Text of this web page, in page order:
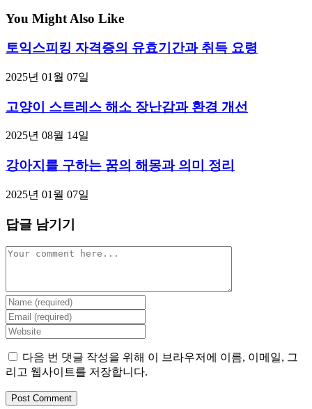
You Might Also Like
토익스피킹 자격증의 유효기간과 취득 요령
2025년 01월 07일
고양이 스트레스 해소 장난감과 환경 개선
2025년 08월 14일
강아지를 구하는 꿈의 해몽과 의미 정리
2025년 01월 07일
답글 남기기
Comment
Enter
your
name
or
username
to
comment
Enter
your
email
address
to
comment
Enter
your
website
URL
(optional)
다음 번 댓글 작성을 위해 이 브라우저에 이름, 이메일, 그
리고 웹사이트를 저장합니다.